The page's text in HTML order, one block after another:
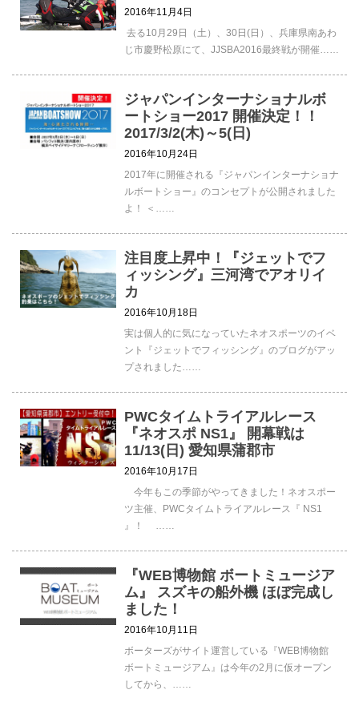
2016年11月4日
去る10月29日（土）、30日(日）、兵庫県南あわ
じ市慶野松原にて、JJSBA2016最終戦が開催……
ジャパンインターナショナルボ
ートショー2017 開催決定！！
2017/3/2(木)～5(日)
2016年10月24日
2017年に開催される『ジャパンインターナショナ
ルボートショー』のコンセプトが公開されました
よ！ ＜……
注目度上昇中！『ジェットでフ
ィッシング』三河湾でアオリイ
カ
2016年10月18日
実は個人的に気になっていたネオスポーツのイベ
ント『ジェットでフィッシング』のブログがアッ
プされました……
PWCタイムトライアルレース
『ネオスポ NS1』 開幕戦は
11/13(日) 愛知県蒲郡市
2016年10月17日
今年もこの季節がやってきました！ネオスポー
ツ主催、PWCタイムトライアルレース『 NS1
』！ ……
『WEB博物館 ボートミュージア
ム』 スズキの船外機 ほぼ完成し
ました！
2016年10月11日
ボーターズがサイト運営している『WEB博物館
ボートミュージアム』は今年の2月に仮オープン
してから、……